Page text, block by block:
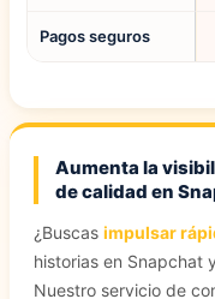
Pagos seguros
Aumenta la
de calidad en
¿Buscas impulsar
historias en Snapchat
Nuestro servicio de